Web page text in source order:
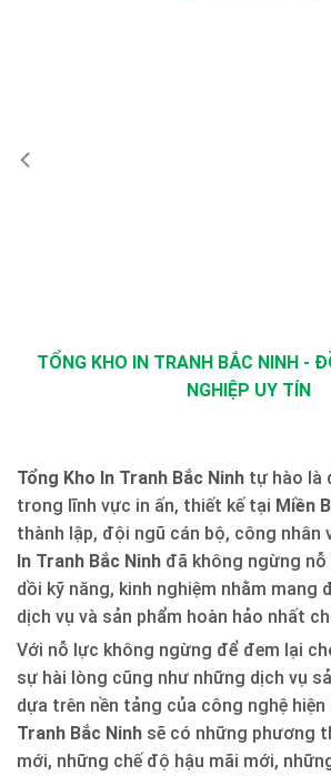
TỔNG KHO IN TRANH BẮC NINH -
NGHIỆP UY TÍN
Tổng Kho In Tranh Bắc Ninh tự hào là
trong lĩnh vực in ấn, thiết kế tại Miền
thành lập, đội ngũ cán bộ, công nhân
In Tranh Bắc Ninh đã không ngừng
dồi kỹ năng, kinh nghiệm nhằm mang
dịch vụ và sản phẩm hoàn hảo nhất
Với nỗ lực không ngừng để đem lại
sự hài lòng cũng như những dịch vụ
dựa trên nền tảng của công nghệ hiện
Tranh Bắc Ninh sẽ có những phương
mới, những chế độ hậu mãi mới,